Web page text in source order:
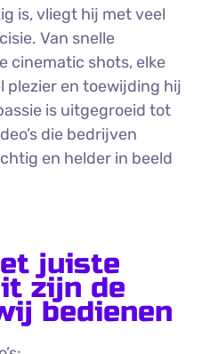
is, vliegt hij met veel
Van snelle
cinematic shots, elke
plezier en toewijding hij
is uitgegroeid tot
die bedrijven
en helder in beeld
juiste
zijn de
bedienen